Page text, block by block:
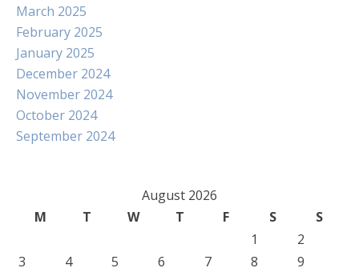
March 2025
February 2025
January 2025
December 2024
November 2024
October 2024
September 2024
August 2026
M
T W T F S
S
1
2
3
4 5 6 7 8
9